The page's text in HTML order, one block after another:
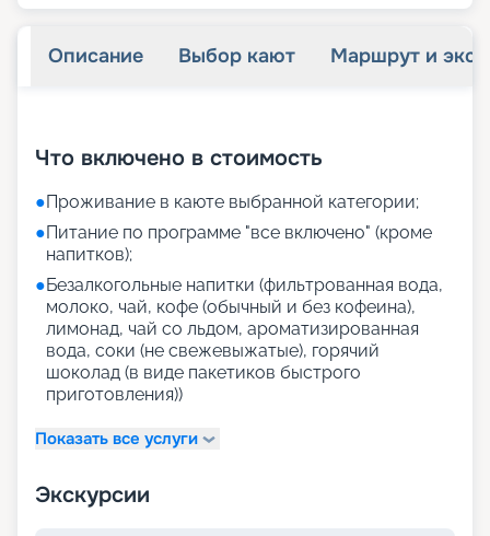
Описание Выбор кают Маршрут и
Что включено в стоимость
●Проживание в каюте выбранной категории;
●Питание по программе "все включено" (кроме
напитков);
●Безалкогольные напитки (фильтрованная вода,
молоко, чай, кофе (обычный и без кофеина),
лимонад, чай со льдом, ароматизированная
вода, соки (не свежевыжатые), горячий
шоколад (в виде пакетиков быстрого
приготовления))
Показать все услуги
Экскурсии